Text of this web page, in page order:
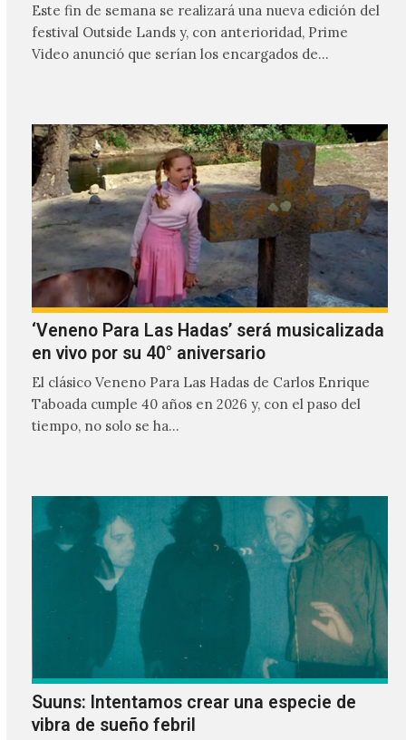
Este fin de semana se realizará una nueva edición del
festival Outside Lands y, con anterioridad, Prime
Video anunció que serían los encargados de
‘Veneno Para Las Hadas’ será musicalizada
en vivo por su 40° aniversario
El clásico Veneno Para Las Hadas de Carlos Enrique
Taboada cumple 40 años en 2026 y, con el paso del
tiempo, no solo se ha…
Suuns: Intentamos crear una especie de
vibra de sueño febril